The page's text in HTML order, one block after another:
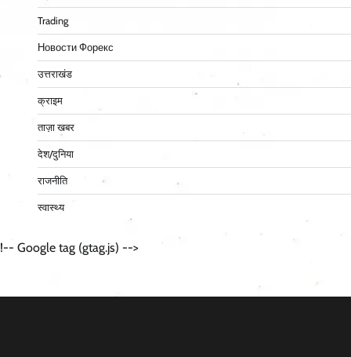
Trading
Новости Форекс
उत्तराखंड
क्राइम
ताज़ा खबर
देश/दुनिया
राजनीति
स्वास्थ्य
!-- Google tag (gtag.js) -->